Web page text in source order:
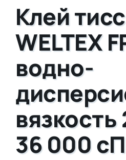
Клей
WELTEX
водно-
36 000 сП